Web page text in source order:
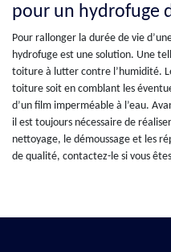
pour un hydrofuge
Pour rallonger la durée de vie
hydrofuge est une solution. Une
toiture à lutter contre l’humidité.
toiture soit en comblant les
d’un film imperméable à l’eau.
il est toujours nécessaire de
nettoyage, le démoussage et les
de qualité, contactez-le si vous